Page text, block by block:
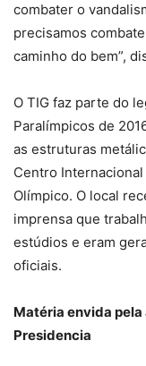
combater o
precisamos
caminho do bem”,
O TIG faz parte do
Paralímpicos de
as estruturas
Centro
Olímpico. O local
imprensa que
estúdios e eram
oficiais.
Matéria envida
Presidencia